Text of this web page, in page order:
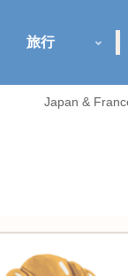
Japan &
旅行